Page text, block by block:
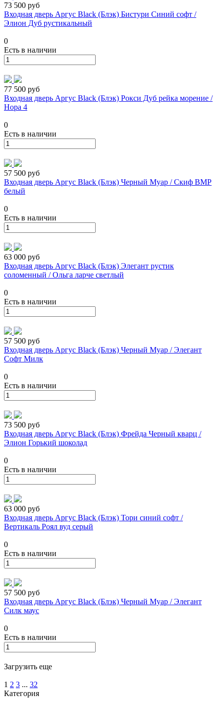
73 500 руб
Входная дверь Аргус Black (Блэк) Бистури Синий софт /
Элион Дуб рустикальный
0
Есть в наличии
77 500 руб
Входная дверь Аргус Black (Блэк) Рокси Дуб рейка морение /
Нора 4
0
Есть в наличии
57 500 руб
Входная дверь Аргус Black (Блэк) Черный Муар / Скиф ВМР
белый
0
Есть в наличии
63 000 руб
Входная дверь Аргус Black (Блэк) Элегант рустик
соломенный / Ольга ларче светлый
0
Есть в наличии
57 500 руб
Входная дверь Аргус Black (Блэк) Черный Муар / Элегант
Софт Милк
0
Есть в наличии
73 500 руб
Входная дверь Аргус Black (Блэк) Фрейда Черный кварц /
Элион Горький шоколад
0
Есть в наличии
63 000 руб
Входная дверь Аргус Black (Блэк) Тори синий софт /
Вертикаль Роял вуд серый
0
Есть в наличии
57 500 руб
Входная дверь Аргус Black (Блэк) Черный Муар / Элегант
Силк маус
0
Есть в наличии
Загрузить еще
1 2 3 ... 32
Категория